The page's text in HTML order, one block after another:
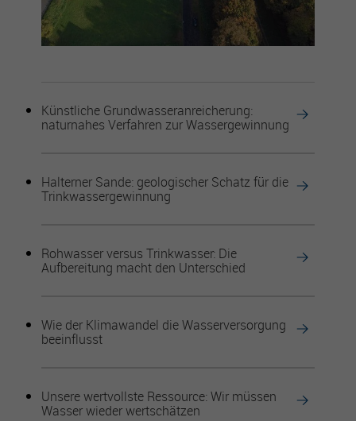
Künstliche Grundwasseranreicherung:
naturnahes Verfahren zur Wassergewinnung
Halterner Sande: geologischer Schatz für die
Trinkwassergewinnung
Rohwasser versus Trinkwasser: Die
Aufbereitung macht den Unterschied
Wie der Klimawandel die Wasserversorgung
beeinflusst
Unsere wertvollste Ressource: Wir müssen
Wasser wieder wertschätzen